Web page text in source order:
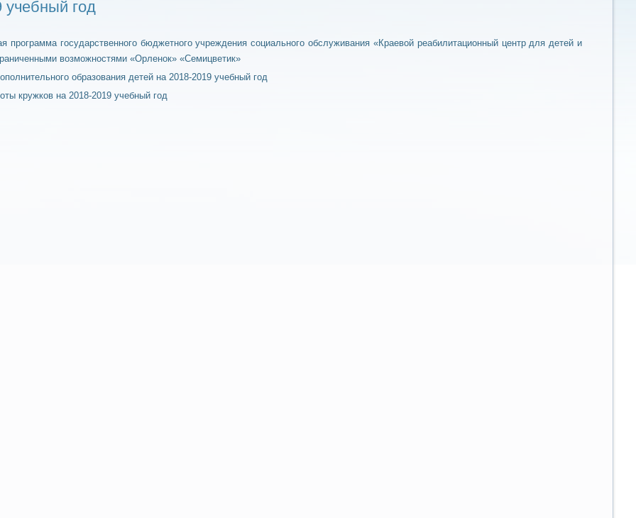
учебный год
программа государственного бюджетного учреждения социального обслуживания «Краевой реабилитационный центр для детей и
возможностями «Орленок» «Семицветик»
образования детей на 2018-2019 учебный год
кружков на 2018-2019 учебный год